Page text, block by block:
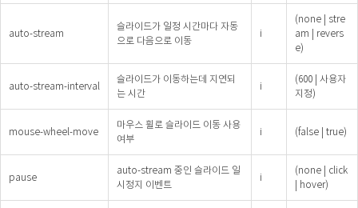
auto-stream
슬라이드가 일정 시간마다 자동
으로 다음으로 이동
i
(none | stre
am | revers
e)
auto-stream-interval
슬라이드가 이동하는데 지연되
는 시간
i
(600 | 사용자
지정)
mouse-wheel-move
마우스 휠로 슬라이드 이동 사용
여부
i (false | true)
pause
auto-stream 중인 슬라이드 일
시정지 이벤트
i
(none | click
| hover)